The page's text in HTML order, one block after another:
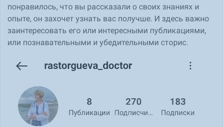
понравилось, что вы рассказали о своих знаниях и
опыте, он захочет узнать вас получше. И здесь важно
заинтересовать его или интересными публикациями,
или познавательными и убедительными сторис.